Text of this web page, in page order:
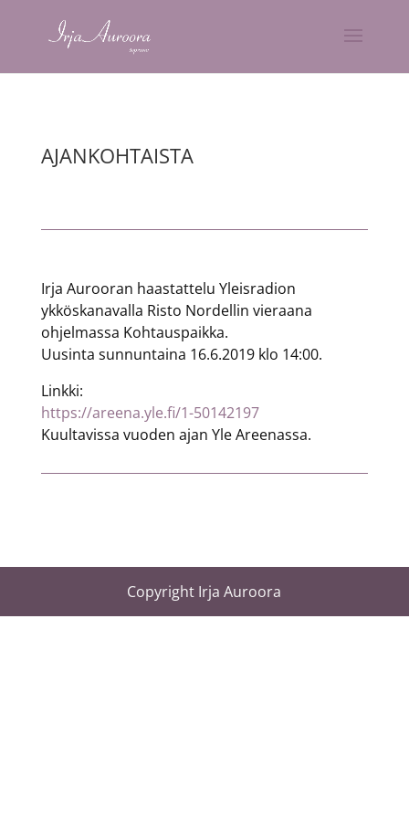
AJANKOHTAISTA
Irja Aurooran haastattelu Yleisradion
ykköskanavalla Risto Nordellin vieraana
ohjelmassa Kohtauspaikka.
Uusinta sunnuntaina 16.6.2019 klo 14:00.
Linkki:
https://areena.yle.fi/1-50142197
Kuultavissa vuoden ajan Yle Areenassa.
Copyright Irja Auroora